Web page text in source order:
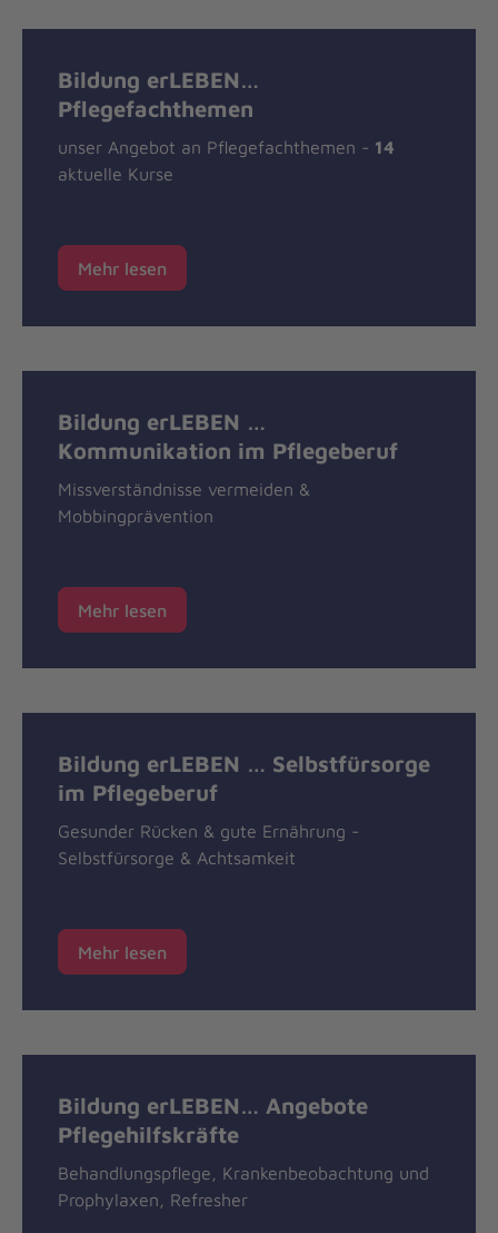
Bildung erLEBEN…
Pflegefachthemen
unser Angebot an Pflegefachthemen - 14
aktuelle Kurse
Mehr lesen
Bildung erLEBEN …
Kommunikation im Pflegeberuf
Missverständnisse vermeiden &
Mobbingprävention
Mehr lesen
Bildung erLEBEN … Selbstfürsorge
im Pflegeberuf
Gesunder Rücken & gute Ernährung -
Selbstfürsorge & Achtsamkeit
Mehr lesen
Bildung erLEBEN… Angebote
Pflegehilfskräfte
Behandlungspflege, Krankenbeobachtung und
Prophylaxen, Refresher